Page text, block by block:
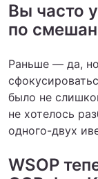
Вы часто
по
Раньше — да,
было не
не хотелось
одного-двух
WSOP